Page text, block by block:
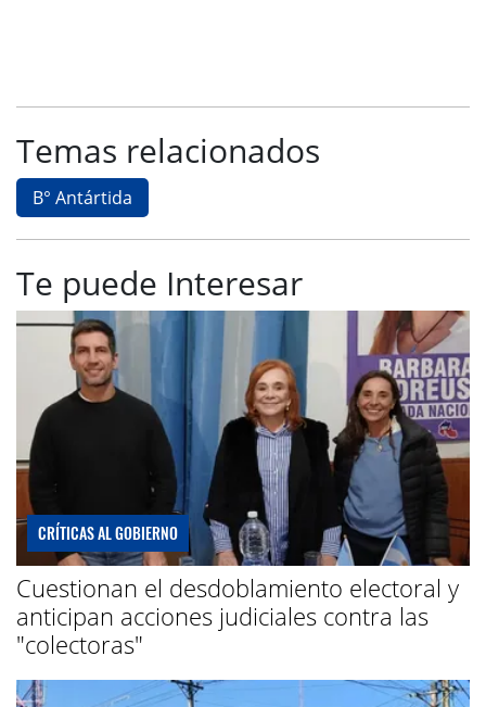
Temas relacionados
B° Antártida
Te puede Interesar
CRÍTICAS AL GOBIERNO
Cuestionan el desdoblamiento electoral y
anticipan acciones judiciales contra las
"colectoras"